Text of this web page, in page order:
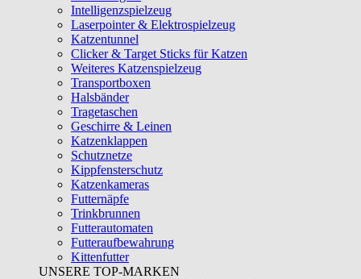
Intelligenzspielzeug
Laserpointer & Elektrospielzeug
Katzentunnel
Clicker & Target Sticks für Katzen
Weiteres Katzenspielzeug
Transportboxen
Halsbänder
Tragetaschen
Geschirre & Leinen
Katzenklappen
Schutznetze
Kippfensterschutz
Katzenkameras
Futternäpfe
Trinkbrunnen
Futterautomaten
Futteraufbewahrung
Kittenfutter
UNSERE TOP-MARKEN